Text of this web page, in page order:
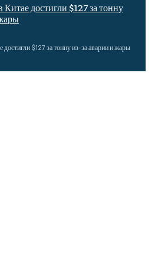
достигли $127 за тонну
достигли $127 за тонну из-за аварии и жары